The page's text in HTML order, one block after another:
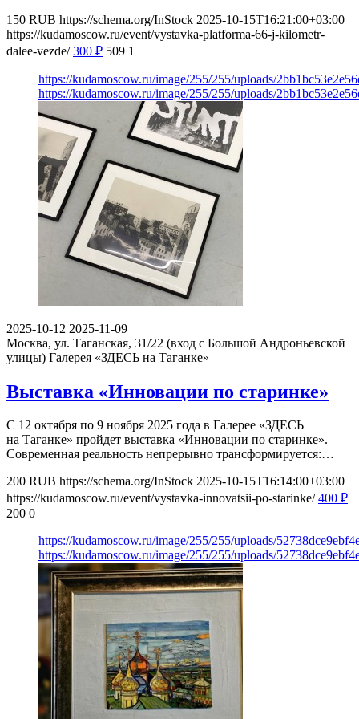
150 RUB https://schema.org/InStock 2025-10-15T16:21:00+03:00
https://kudamoscow.ru/event/vystavka-platforma-66-j-kilometr-
dalee-vezde/ 300 ₽ 509 1
https://kudamoscow.ru/image/255/255/uploads/
https://kudamoscow.ru/image/255/255/uploads/
2025-10-12 2025-11-09
Москва, ул. Таганская, 31/22 (вход с Большой Андроньевской
улицы) Галерея «ЗДЕСЬ на Таганке»
Выставка «Инновации по старинке»
С 12 октября по 9 ноября 2025 года в Галерее «ЗДЕСЬ
на Таганке» пройдет выставка «Инновации по старинке».
Современная реальность непрерывно трансформируется:…
200 RUB https://schema.org/InStock 2025-10-15T16:14:00+03:00
https://kudamoscow.ru/event/vystavka-innovatsii-po-starinke/ 400 ₽
200 0
https://kudamoscow.ru/image/255/255/uploads/
https://kudamoscow.ru/image/255/255/uploads/